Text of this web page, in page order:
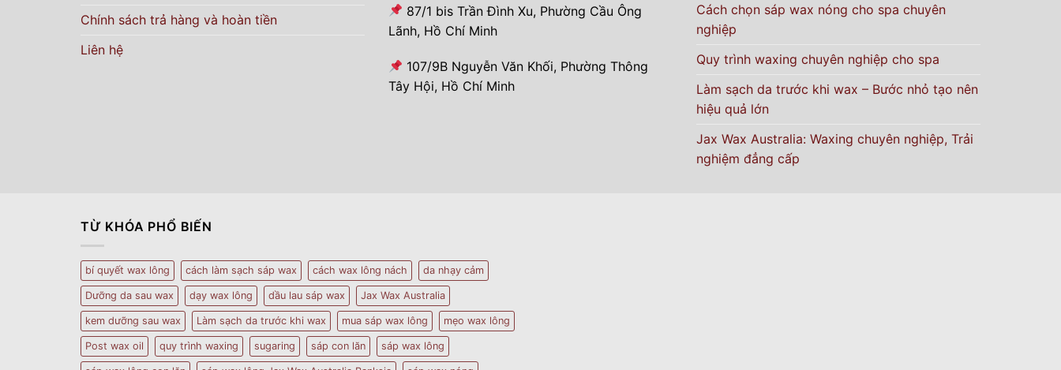
Chính sách trả hàng và hoàn tiền
Liên hệ
87/1 bis Trần Đình Xu, Phường Cầu Ông
Lãnh, Hồ Chí Minh
107/9B Nguyễn Văn Khối, Phường Thông
Tây Hội, Hồ Chí Minh
Cách chọn sáp wax nóng cho spa chuyên
nghiệp
Quy trình waxing chuyên nghiệp cho spa
Làm sạch da trước khi wax – Bước nhỏ tạo nên
hiệu quả lớn
Jax Wax Australia: Waxing chuyên nghiệp, Trải
nghiệm đẳng cấp
TỪ KHÓA PHỔ BIẾN
bí quyết wax lông cách làm sạch sáp wax cách wax lông nách da nhạy cảm
Dưỡng da sau wax dạy wax lông dầu lau sáp wax Jax Wax Australia
kem dưỡng sau wax Làm sạch da trước khi wax mua sáp wax lông mẹo wax lông
Post wax oil quy trình waxing sugaring sáp con lăn sáp wax lông